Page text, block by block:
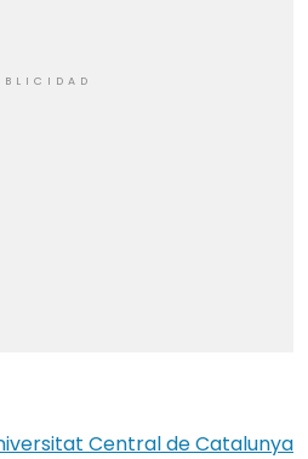
Central de Catalunya